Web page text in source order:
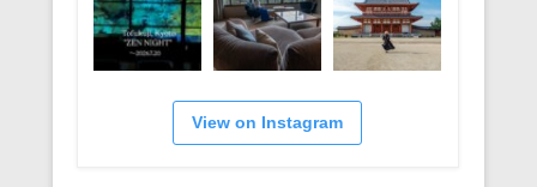
View on Instagram